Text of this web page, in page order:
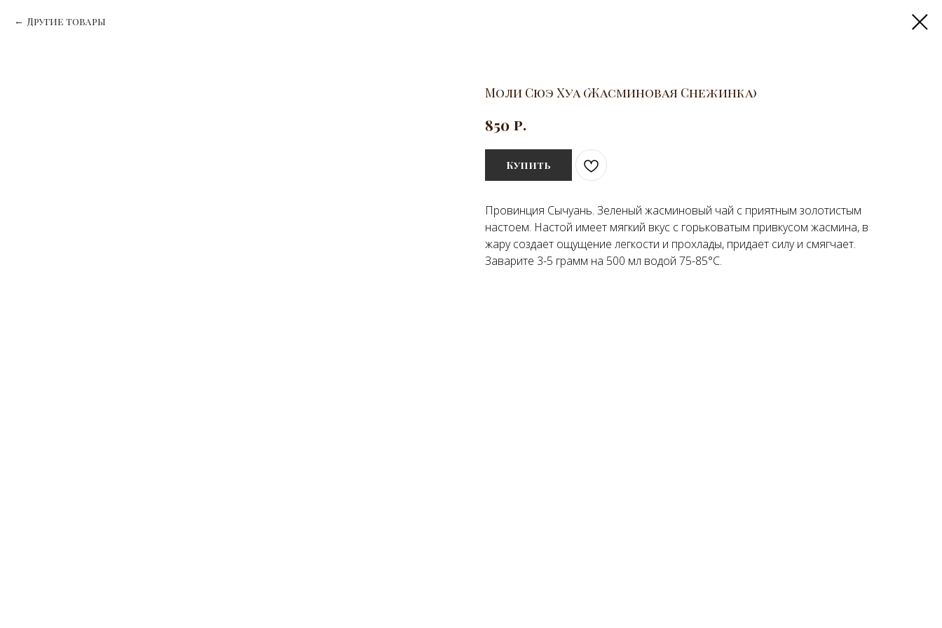
Другие товары
Моли Сюэ Хуа (Жасминовая Снежинка)
850 р.
Купить
Провинция Сычуань. Зеленый жасминовый чай с приятным золотистым
настоем. Настой имеет мягкий вкус с горьковатым привкусом жасмина, в
жару создает ощущение легкости и прохлады, придает силу и смягчает.
Заварите 3-5 грамм на 500 мл водой 75-85°C.